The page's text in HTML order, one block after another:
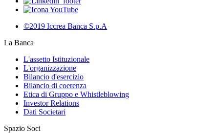
©2019 Iccrea Banca S.p.A
La Banca
L'assetto Istituzionale
L'organizzazione
Bilancio d'esercizio
Bilancio di coerenza
Etica di Gruppo e Whistleblowing
Investor Relations
Dati Societari
Spazio Soci